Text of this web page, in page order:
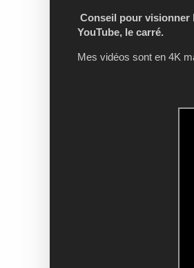
Conseil pour visionner
YouTube, le carré.
Mes vidéos sont en 4K